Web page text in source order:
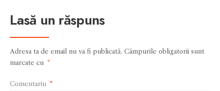
Lasă un răspuns
Adresa ta de email nu va fi publicată. Câmpurile obligatorii sunt
marcate cu *
Comentariu *